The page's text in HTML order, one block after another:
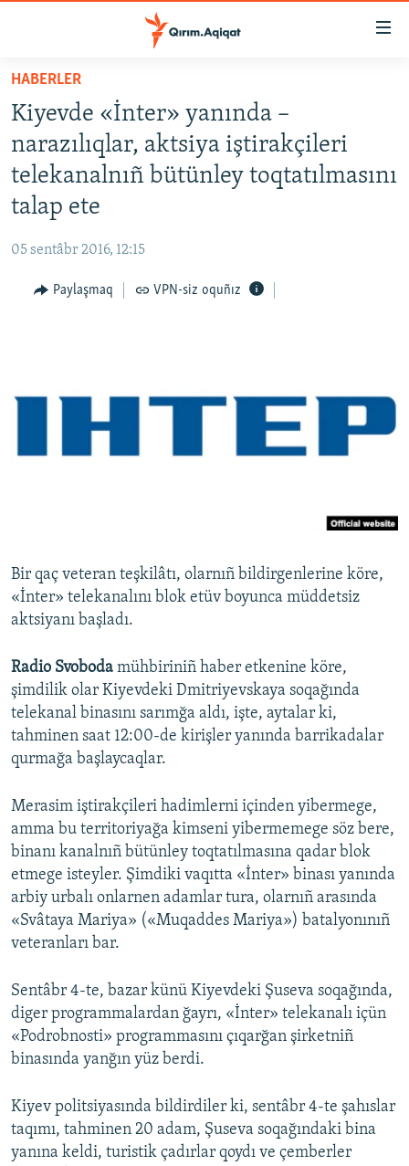
Esas
qaytmaq
Baş
navigatsiyağa
qaytmaq
Qıdıruvğa
HABERLER
SİYASET
İQTİSADİYAT
CEMİYET
İNSAN AQLARI
VİDEO
FİKİR
RFE/RS bütün saytları
HABERLER
Kiyevde «İnter» yanında –
narazılıqlar, aktsiya iştirakçileri
telekanalnıñ bütünley toqtatılmasını
talap ete
05 sentâbr 2016, 12:15
Paylaşmaq VPN-siz oquñız
Bir qaç veteran teşkilâtı, olarnıñ bildirgenlerine köre,
«İnter» telekanalını blok etüv boyunca müddetsiz
aktsiyanı başladı.
Radio Svoboda mühbiriniñ haber etkenine köre,
şimdilik olar Kiyevdeki Dmitriyevskaya soqağında
telekanal binasını sarımğa aldı, işte, aytalar ki,
tahminen saat 12:00-de kirişler yanında barrikadalar
qurmağa başlaycaqlar.
Merasim iştirakçileri hadimlerni içinden yibermege,
amma bu territoriyağa kimseni yibermemege söz bere,
binanı kanalnıñ bütünley toqtatılmasına qadar blok
etmege isteyler. Şimdiki vaqıtta «İnter» binası yanında
arbiy urbalı onlarnen adamlar tura, olarnıñ arasında
«Svâtaya Mariya» («Muqaddes Mariya») batalyonınıñ
veteranları bar.
Sentâbr 4-te, bazar künü Kiyevdeki Şuseva soqağında,
diger programmalardan ğayrı, «İnter» telekanalı içün
«Podrobnosti» programmasını çıqarğan şirketniñ
binasında yanğın yüz berdi.
Kiyev politsiyasında bildirdiler ki, sentâbr 4-te şahıslar
taqımı, tahminen 20 adam, Şuseva soqağındaki bina
yanına keldi, turistik çadırlar qoydı ve çemberler